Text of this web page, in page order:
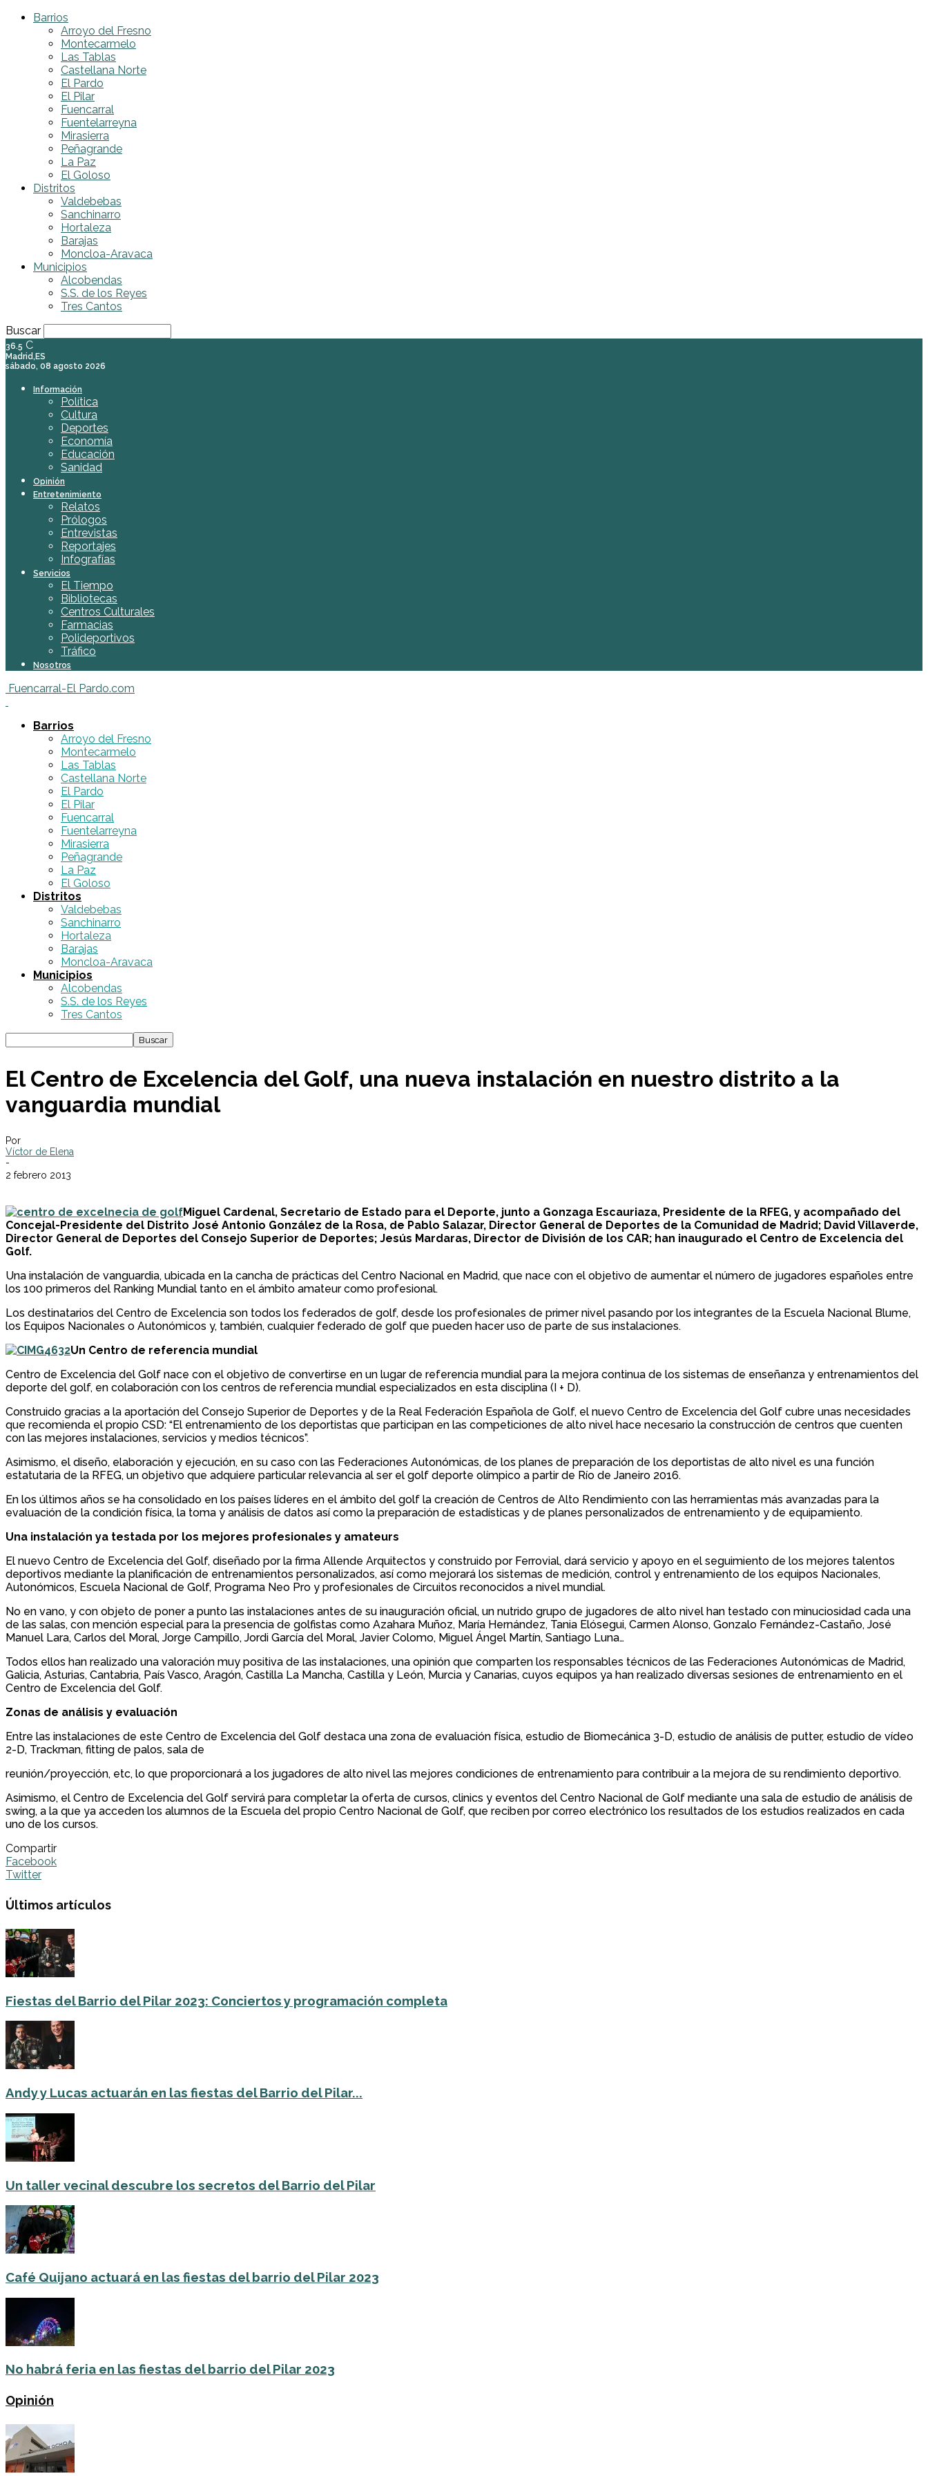
Barrios
Arroyo del Fresno
Montecarmelo
Las Tablas
Castellana Norte
El Pardo
El Pilar
Fuencarral
Fuentelarreyna
Mirasierra
Peñagrande
La Paz
El Goloso
Distritos
Valdebebas
Sanchinarro
Hortaleza
Barajas
Moncloa-Aravaca
Municipios
Alcobendas
S.S. de los Reyes
Tres Cantos
Buscar
36.5 C
Madrid,ES
sábado, 08 agosto 2026
Información
Política
Cultura
Deportes
Economía
Educación
Sanidad
Opinión
Entretenimiento
Relatos
Prólogos
Entrevistas
Reportajes
Infografías
Servicios
El Tiempo
Bibliotecas
Centros Culturales
Farmacias
Polideportivos
Tráfico
Nosotros
Fuencarral-El Pardo.com
Barrios
Arroyo del Fresno
Montecarmelo
Las Tablas
Castellana Norte
El Pardo
El Pilar
Fuencarral
Fuentelarreyna
Mirasierra
Peñagrande
La Paz
El Goloso
Distritos
Valdebebas
Sanchinarro
Hortaleza
Barajas
Moncloa-Aravaca
Municipios
Alcobendas
S.S. de los Reyes
Tres Cantos
El Centro de Excelencia del Golf, una nueva instalación en nuestro distrito a la
vanguardia mundial
Por
Víctor de Elena
-
2 febrero 2013
Miguel Cardenal, Secretario de Estado para el Deporte, junto a Gonzaga Escauriaza, Presidente de la RFEG, y acompañado del
Concejal-Presidente del Distrito José Antonio González de la Rosa, de Pablo Salazar, Director General de Deportes de la Comunidad de Madrid; David Villaverde,
Director General de Deportes del Consejo Superior de Deportes; Jesús Mardaras, Director de División de los CAR; han inaugurado el Centro de Excelencia del
Golf.
Una instalación de vanguardia, ubicada en la cancha de prácticas del Centro Nacional en Madrid, que nace con el objetivo de aumentar el número de jugadores españoles entre
los 100 primeros del Ranking Mundial tanto en el ámbito amateur como profesional.
Los destinatarios del Centro de Excelencia son todos los federados de golf, desde los profesionales de primer nivel pasando por los integrantes de la Escuela Nacional Blume,
los Equipos Nacionales o Autonómicos y, también, cualquier federado de golf que pueden hacer uso de parte de sus instalaciones.
Un Centro de referencia mundial
Centro de Excelencia del Golf nace con el objetivo de convertirse en un lugar de referencia mundial para la mejora continua de los sistemas de enseñanza y entrenamientos del
deporte del golf, en colaboración con los centros de referencia mundial especializados en esta disciplina (I + D).
Construido gracias a la aportación del Consejo Superior de Deportes y de la Real Federación Española de Golf, el nuevo Centro de Excelencia del Golf cubre unas necesidades
que recomienda el propio CSD: “El entrenamiento de los deportistas que participan en las competiciones de alto nivel hace necesario la construcción de centros que cuenten
con las mejores instalaciones, servicios y medios técnicos”.
Asimismo, el diseño, elaboración y ejecución, en su caso con las Federaciones Autonómicas, de los planes de preparación de los deportistas de alto nivel es una función
estatutaria de la RFEG, un objetivo que adquiere particular relevancia al ser el golf deporte olímpico a partir de Río de Janeiro 2016.
En los últimos años se ha consolidado en los países líderes en el ámbito del golf la creación de Centros de Alto Rendimiento con las herramientas más avanzadas para la
evaluación de la condición física, la toma y análisis de datos así como la preparación de estadísticas y de planes personalizados de entrenamiento y de equipamiento.
Una instalación ya testada por los mejores profesionales y amateurs
El nuevo Centro de Excelencia del Golf, diseñado por la firma Allende Arquitectos y construido por Ferrovial, dará servicio y apoyo en el seguimiento de los mejores talentos
deportivos mediante la planificación de entrenamientos personalizados, así como mejorará los sistemas de medición, control y entrenamiento de los equipos Nacionales,
Autonómicos, Escuela Nacional de Golf, Programa Neo Pro y profesionales de Circuitos reconocidos a nivel mundial.
No en vano, y con objeto de poner a punto las instalaciones antes de su inauguración oficial, un nutrido grupo de jugadores de alto nivel han testado con minuciosidad cada una
de las salas, con mención especial para la presencia de golfistas como Azahara Muñoz, María Hernández, Tania Elósegui, Carmen Alonso, Gonzalo Fernández-Castaño, José
Manuel Lara, Carlos del Moral, Jorge Campillo, Jordi García del Moral, Javier Colomo, Miguel Ángel Martín, Santiago Luna…
Todos ellos han realizado una valoración muy positiva de las instalaciones, una opinión que comparten los responsables técnicos de las Federaciones Autonómicas de Madrid,
Galicia, Asturias, Cantabria, País Vasco, Aragón, Castilla La Mancha, Castilla y León, Murcia y Canarias, cuyos equipos ya han realizado diversas sesiones de entrenamiento en el
Centro de Excelencia del Golf.
Zonas de análisis y evaluación
Entre las instalaciones de este Centro de Excelencia del Golf destaca una zona de evaluación física, estudio de Biomecánica 3-D, estudio de análisis de putter, estudio de vídeo
2-D, Trackman, fitting de palos, sala de
reunión/proyección, etc, lo que proporcionará a los jugadores de alto nivel las mejores condiciones de entrenamiento para contribuir a la mejora de su rendimiento deportivo.
Asimismo, el Centro de Excelencia del Golf servirá para completar la oferta de cursos, clinics y eventos del Centro Nacional de Golf mediante una sala de estudio de análisis de
swing, a la que ya acceden los alumnos de la Escuela del propio Centro Nacional de Golf, que reciben por correo electrónico los resultados de los estudios realizados en cada
uno de los cursos.
Compartir
Facebook
Twitter
Últimos artículos
Fiestas del Barrio del Pilar 2023: Conciertos y programación completa
Andy y Lucas actuarán en las fiestas del Barrio del Pilar...
Un taller vecinal descubre los secretos del Barrio del Pilar
Café Quijano actuará en las fiestas del barrio del Pilar 2023
No habrá feria en las fiestas del barrio del Pilar 2023
Opinión